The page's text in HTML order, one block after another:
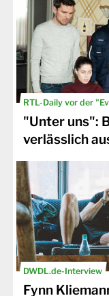
RTL-Daily vor der
"Unter uns":
verlässlich
DWDL.de-Interview
Fynn